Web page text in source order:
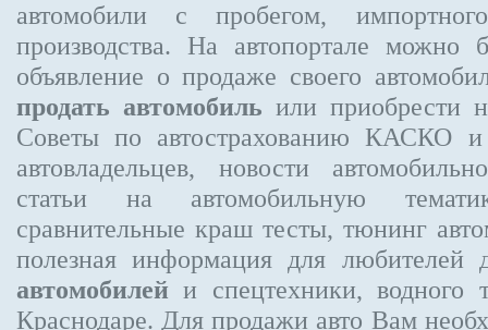
автомобили с пробегом,
производства. На автопортале можно
объявление о продаже своего
продать автомобиль или приобрести
Советы по автострахованию КАСКО
автовладельцев, новости
статьи на автомобильную
сравнительные краш тесты, тюнинг
полезная информация для любителей
автомобилей и спецтехники, водного
Краснодаре. Для продажи авто Вам